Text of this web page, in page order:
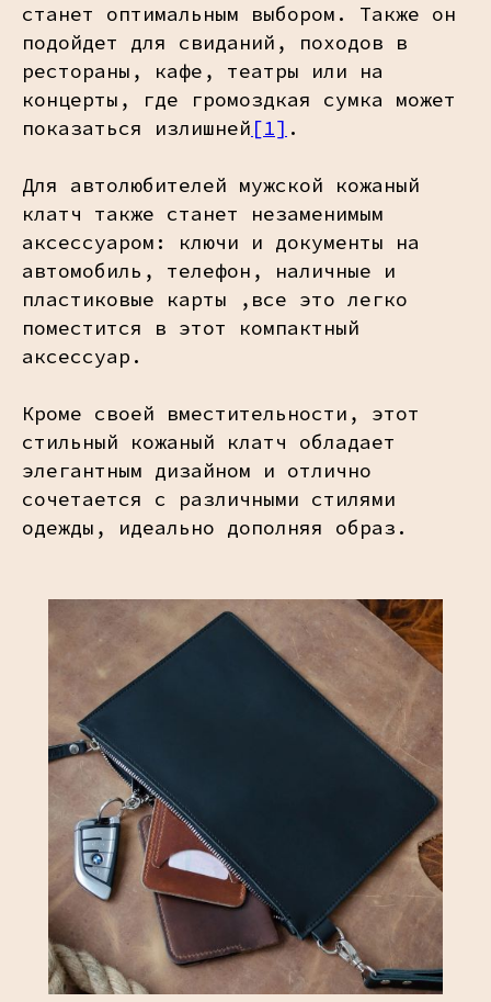
станет оптимальным выбором. Также он
подойдет для свиданий, походов в
рестораны, кафе, театры или на
концерты, где громоздкая сумка может
показаться излишней [1] .
Для автолюбителей мужской кожаный
клатч также станет незаменимым
аксессуаром: ключи и документы на
автомобиль, телефон, наличные и
пластиковые карты ,все это легко
поместится в этот компактный
аксессуар.
Кроме своей вместительности, этот
стильный кожаный клатч обладает
элегантным дизайном и отлично
сочетается с различными стилями
одежды, идеально дополняя образ.